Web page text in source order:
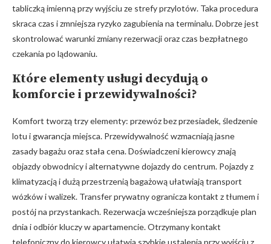
tabliczką imienną przy wyjściu ze strefy przylotów. Taka procedura
skraca czas i zmniejsza ryzyko zagubienia na terminalu. Dobrze jest
skontrolować warunki zmiany rezerwacji oraz czas bezpłatnego
czekania po lądowaniu.
Które elementy usługi decydują o
komforcie i przewidywalności?
Komfort tworzą trzy elementy: przewóz bez przesiadek, śledzenie
lotu i gwarancja miejsca. Przewidywalność wzmacniają jasne
zasady bagażu oraz stała cena. Doświadczeni kierowcy znają
objazdy obwodnicy i alternatywne dojazdy do centrum. Pojazdy z
klimatyzacją i dużą przestrzenią bagażową ułatwiają transport
wózków i walizek. Transfer prywatny ogranicza kontakt z tłumem i
postój na przystankach. Rezerwacja wcześniejsza porządkuje plan
dnia i odbiór kluczy w apartamencie. Otrzymany kontakt
telefoniczny do kierowcy ułatwia szybkie ustalenia przy wyjściu z